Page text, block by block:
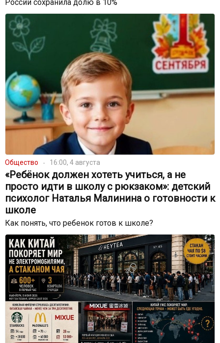
России сохранила долю в 10%
Общество 16:00, 4 августа
«Ребёнок должен хотеть учиться, а не
просто идти в школу с рюкзаком»: детский
психолог Наталья Малинина о готовности к
школе
Как понять, что ребенок готов к школе?